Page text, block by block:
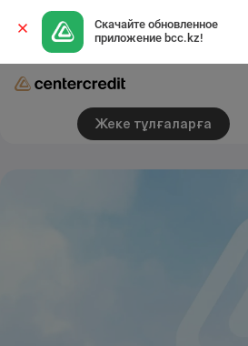
Скачайте обновленное
приложение bcc.kz!
Жеке тұлғаларға